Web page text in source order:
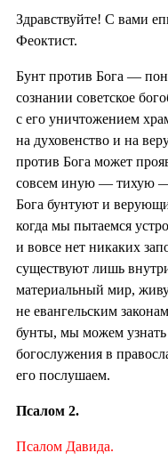
Здравствуйте! С вами
Феоктист.
Бунт против Бога —
сознании советское
с его уничтожением
на духовенство и на
против Бога может
совсем иную — тихую
Бога бунтуют и
когда мы пытаемся
и вовсе нет никаких
существуют лишь
материальный мир,
не евангельским
бунты, мы можем узнать
богослужения в
его послушаем.
Псалом 2.
Псалом Давида.